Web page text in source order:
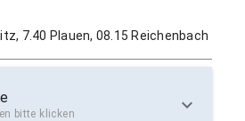
7.40 Plauen, 08.15 Reichenbach
bitte klicken